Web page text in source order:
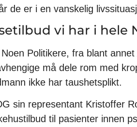
de er i en vanskelig
vi har i hele
Politikere, fra blant
må dele rom med
ikke har taushetsplikt.
sin representant Kristoffer
til pasienter innen